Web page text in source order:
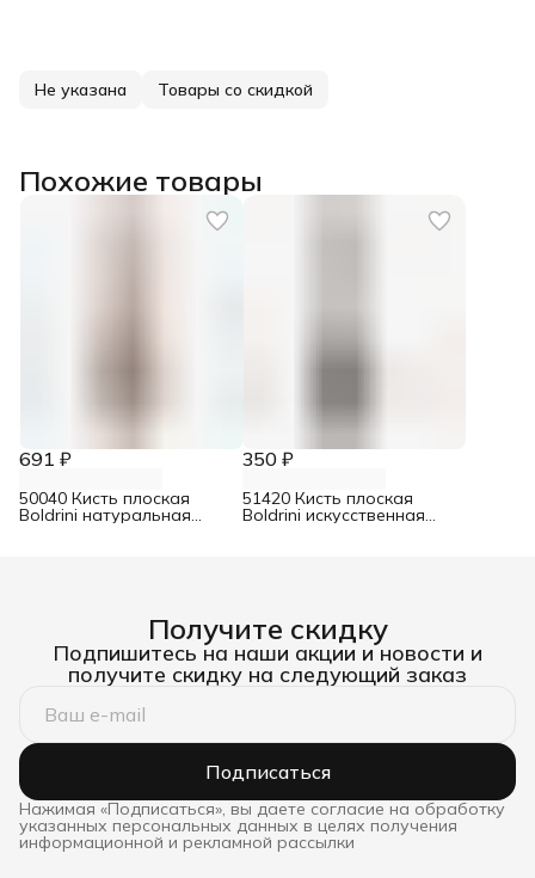
Не указана Товары со скидкой
Похожие товары
691 ₽
50040 Кисть плоская
Boldrini натуральная
350 ₽
51420 Кисть плоская
Boldrini искусственная
Получите скидку
Подпишитесь на наши акции и новости и
получите скидку на следующий заказ
Подписаться
Нажимая «Подписаться», вы даете согласие на обработку
указанных персональных данных в целях получения
информационной и рекламной рассылки